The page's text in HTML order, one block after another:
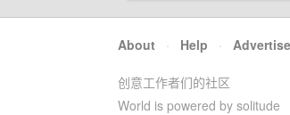
About · Help · Advertise
创意工作者们的社区
World is powered by solitude